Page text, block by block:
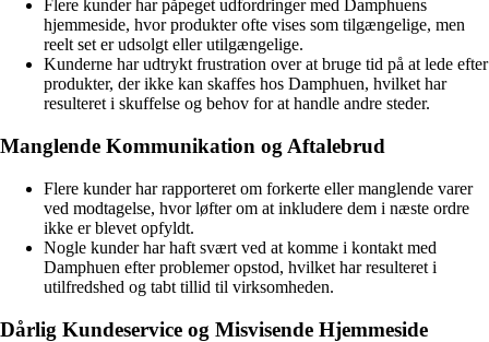
Flere kunder har påpeget udfordringer med Damphuens
hjemmeside, hvor produkter ofte vises som tilgængelige, men
reelt set er udsolgt eller utilgængelige.
Kunderne har udtrykt frustration over at bruge tid på at lede efter
produkter, der ikke kan skaffes hos Damphuen, hvilket har
resulteret i skuffelse og behov for at handle andre steder.
Manglende Kommunikation og Aftalebrud
Flere kunder har rapporteret om forkerte eller manglende varer
ved modtagelse, hvor løfter om at inkludere dem i næste ordre
ikke er blevet opfyldt.
Nogle kunder har haft svært ved at komme i kontakt med
Damphuen efter problemer opstod, hvilket har resulteret i
utilfredshed og tabt tillid til virksomheden.
Dårlig Kundeservice og Misvisende Hjemmeside